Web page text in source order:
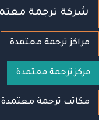
شركة ترجمة
مراكز ترجمة معتمدة
مركز ترجمة معتمدة
مكاتب ترجمة معتمدة